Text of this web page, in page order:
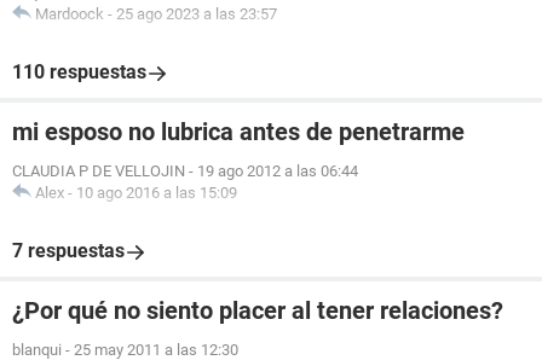
Mardoock - 25 ago 2023 a las 23:57
110 respuestas
mi esposo no lubrica antes de penetrarme
CLAUDIA P DE VELLOJIN - 19 ago 2012 a las 06:44
Alex - 10 ago 2016 a las 15:09
7 respuestas
¿Por qué no siento placer al tener relaciones?
blanqui - 25 may 2011 a las 12:30